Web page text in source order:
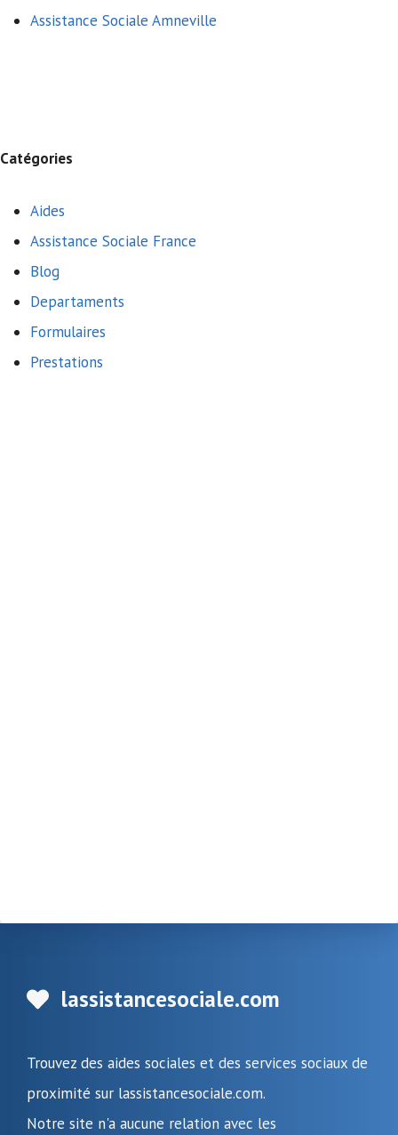
Assistance Sociale Amneville
Catégories
Aides
Assistance Sociale France
Blog
Departaments
Formulaires
Prestations
lassistancesociale.com
Trouvez des aides sociales et des services sociaux de
proximité sur lassistancesociale.com.
Notre site n'a aucune relation avec les